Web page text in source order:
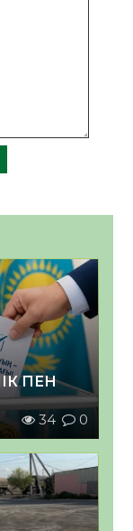
ПЕН
34 0